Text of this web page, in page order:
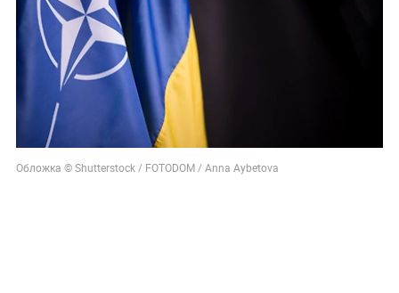
Обложка © Shutterstock / FOTODOM / Anna Aybetova